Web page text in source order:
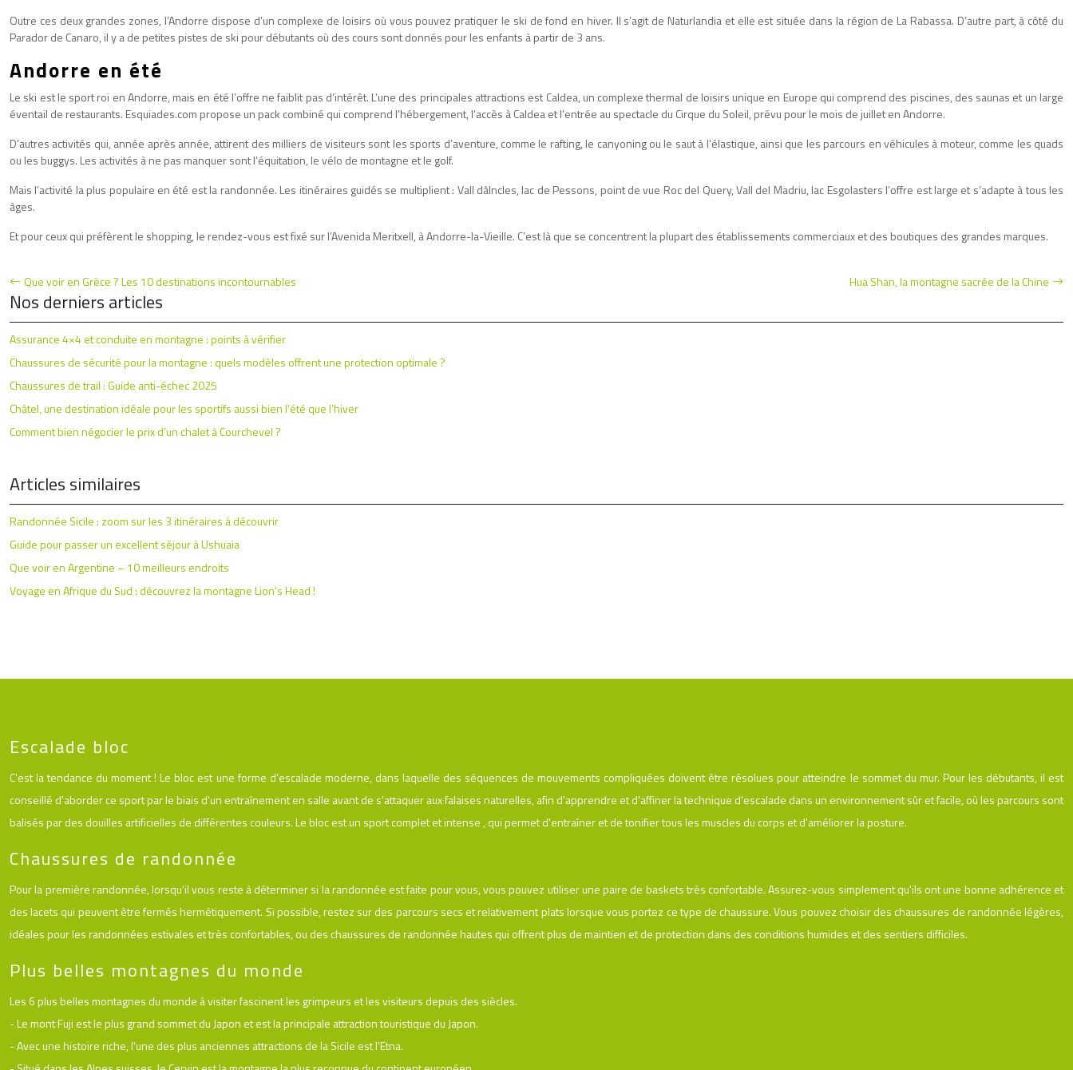
Outre ces deux grandes zones, l’Andorre dispose d’un complexe de loisirs où vous pouvez pratiquer le ski de fond en hiver. Il s’agit de Naturlandia et elle est située dans la région de La Rabassa. D’autre part, à côté du
Parador de Canaro, il y a de petites pistes de ski pour débutants où des cours sont donnés pour les enfants à partir de 3 ans.
Andorre en été
Le ski est le sport roi en Andorre, mais en été l’offre ne faiblit pas d’intérêt. L’une des principales attractions est Caldea, un complexe thermal de loisirs unique en Europe qui comprend des piscines, des saunas et un large
éventail de restaurants. Esquiades.com propose un pack combiné qui comprend l’hébergement, l’accès à Caldea et l’entrée au spectacle du Cirque du Soleil, prévu pour le mois de juillet en Andorre.
D’autres activités qui, année après année, attirent des milliers de visiteurs sont les sports d’aventure, comme le rafting, le canyoning ou le saut à l’élastique, ainsi que les parcours en véhicules à moteur, comme les quads
ou les buggys. Les activités à ne pas manquer sont l’équitation, le vélo de montagne et le golf.
Mais l’activité la plus populaire en été est la randonnée. Les itinéraires guidés se multiplient : Vall dâIncles, lac de Pessons, point de vue Roc del Query, Vall del Madriu, lac Esgolasters l’offre est large et s’adapte à tous les
âges.
Et pour ceux qui préfèrent le shopping, le rendez-vous est fixé sur l’Avenida Meritxell, à Andorre-la-Vieille. C’est là que se concentrent la plupart des établissements commerciaux et des boutiques des grandes marques.
Que voir en Grèce ? Les 10 destinations incontournables Hua Shan, la montagne sacrée de la Chine
Nos derniers articles
Assurance 4×4 et conduite en montagne : points à vérifier
Chaussures de sécurité pour la montagne : quels modèles offrent une protection optimale ?
Chaussures de trail : Guide anti-échec 2025
Châtel, une destination idéale pour les sportifs aussi bien l’été que l’hiver
Comment bien négocier le prix d’un chalet à Courchevel ?
Articles similaires
Randonnée Sicile : zoom sur les 3 itinéraires à découvrir
Guide pour passer un excellent séjour à Ushuaia
Que voir en Argentine – 10 meilleurs endroits
Voyage en Afrique du Sud : découvrez la montagne Lion’s Head !
Escalade bloc
C'est la tendance du moment ! Le bloc est une forme d'escalade moderne, dans laquelle des séquences de mouvements compliquées doivent être résolues pour atteindre le sommet du mur. Pour les débutants, il est
conseillé d'aborder ce sport par le biais d'un entraînement en salle avant de s'attaquer aux falaises naturelles, afin d'apprendre et d'affiner la technique d'escalade dans un environnement sûr et facile, où les parcours sont
balisés par des douilles artificielles de différentes couleurs. Le bloc est un sport complet et intense , qui permet d'entraîner et de tonifier tous les muscles du corps et d'améliorer la posture.
Chaussures de randonnée
Pour la première randonnée, lorsqu'il vous reste à déterminer si la randonnée est faite pour vous, vous pouvez utiliser une paire de baskets très confortable. Assurez-vous simplement qu'ils ont une bonne adhérence et
des lacets qui peuvent être fermés hermétiquement. Si possible, restez sur des parcours secs et relativement plats lorsque vous portez ce type de chaussure. Vous pouvez choisir des chaussures de randonnée légères,
idéales pour les randonnées estivales et très confortables, ou des chaussures de randonnée hautes qui offrent plus de maintien et de protection dans des conditions humides et des sentiers difficiles.
Plus belles montagnes du monde
Les 6 plus belles montagnes du monde à visiter fascinent les grimpeurs et les visiteurs depuis des siècles.
- Le mont Fuji est le plus grand sommet du Japon et est la principale attraction touristique du Japon.
- Avec une histoire riche, l'une des plus anciennes attractions de la Sicile est l'Etna.